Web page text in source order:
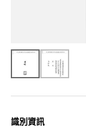
識別資訊